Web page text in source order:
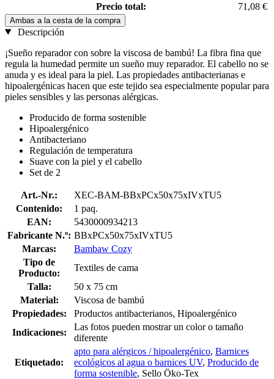
Precio total:
71,08 €
Ambas a la cesta de la compra
Descripción
¡Sueño reparador con sobre la viscosa de bambú! La fibra fina que
regula la humedad permite un sueño muy reparador. El cabello no se
anuda y es ideal para la piel. Las propiedades antibacterianas e
hipoalergénicas hacen que este tejido sea especialmente popular para
pieles sensibles y las personas alérgicas.
Producido de forma sostenible
Hipoalergénico
Antibacteriano
Regulación de temperatura
Suave con la piel y el cabello
Set de 2
Art.-Nr.:
XEC-BAM-BBxPCx50x75xIVxTU5
Contenido:
1 paq.
EAN:
5430000934213
Fabricante N.º: BBxPCx50x75xIVxTU5
Marcas:
Bambaw Cozy
Tipo de
Producto:
Textiles de cama
Talla:
50 x 75 cm
Material:
Viscosa de bambú
Propiedades:
Productos antibacterianos, Hipoalergénico
Indicaciones:
Las fotos pueden mostrar un color o tamaño
diferente
Etiquetado:
apto para alérgicos / hipoalergénico, Barnices
ecológicos al agua o barnices UV, Producido de
forma sostenible, Sello Öko-Tex